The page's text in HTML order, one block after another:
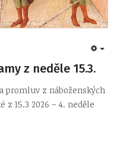
z neděle 15.3.
promluv z náboženských
15.3 2026 – 4. neděle